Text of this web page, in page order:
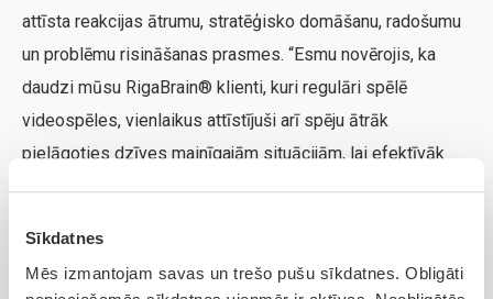
Sīkdatnes
Mēs izmantojam savas un trešo pušu sīkdatnes. Obligāti
attīsta reakcijas ātrumu, stratēģisko domāšanu, radošumu
un problēmu risināšanas prasmes. “Esmu novērojis, ka
daudzi mūsu RigaBrain® klienti, kuri regulāri spēlē
videospēles, vienlaikus attīstījuši arī spēju ātrāk
pielāgoties dzīves mainīgajām situācijām, lai efektīvāk
koncentrētos uz mācībām vai darbu. Šīs prasmes bieži
skaidro P. Urtāns.